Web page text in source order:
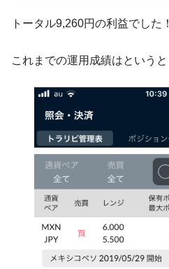
トータル9,260円の利益でした！
これまでの運用成績はというと